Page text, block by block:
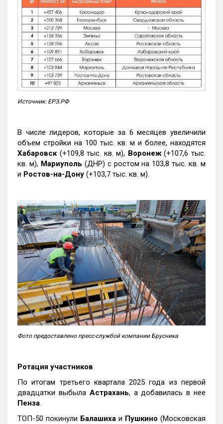
Источник: ЕРЗ.РФ
В числе лидеров, которые за 6 месяцев увеличили
объем стройки на 100 тыс. кв. м и более, находятся
Хабаровск (+109,8 тыс. кв. м), Воронеж(+107,6 тыс.
кв. м), Мариуполь (ДНР) с ростом на 103,8 тыс. кв. м
и Ростов-на-Дону (+103,7 тыс. кв. м).
Фото предоставлено пресс-службой компании Брусника
Ротация участников
По итогам третьего квартала 2025 года из первой
двадцатки выбыла Астрахань, а добавилась в нее
Пенза.
ТОП-50 покинули Балашиха и Пушкино (Московская